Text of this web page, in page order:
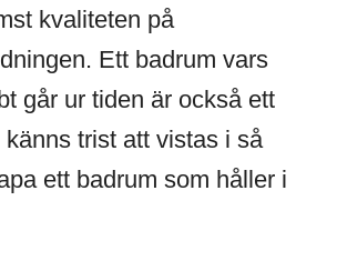
kvaliteten på
Ett badrum vars
går ur tiden är också ett
känns trist att vistas i så
ett badrum som håller i